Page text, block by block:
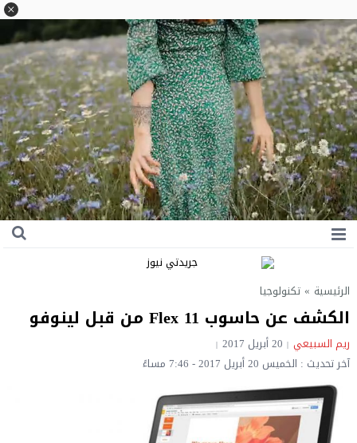
الرئيسية » تكنولوجيا
الكشف عن حاسوب Flex 11 من قبل لينوفو
ريم السبيعي 20 أبريل 2017
آخر تحديث : الخميس 20 أبريل 2017 - 7:46 مساءً